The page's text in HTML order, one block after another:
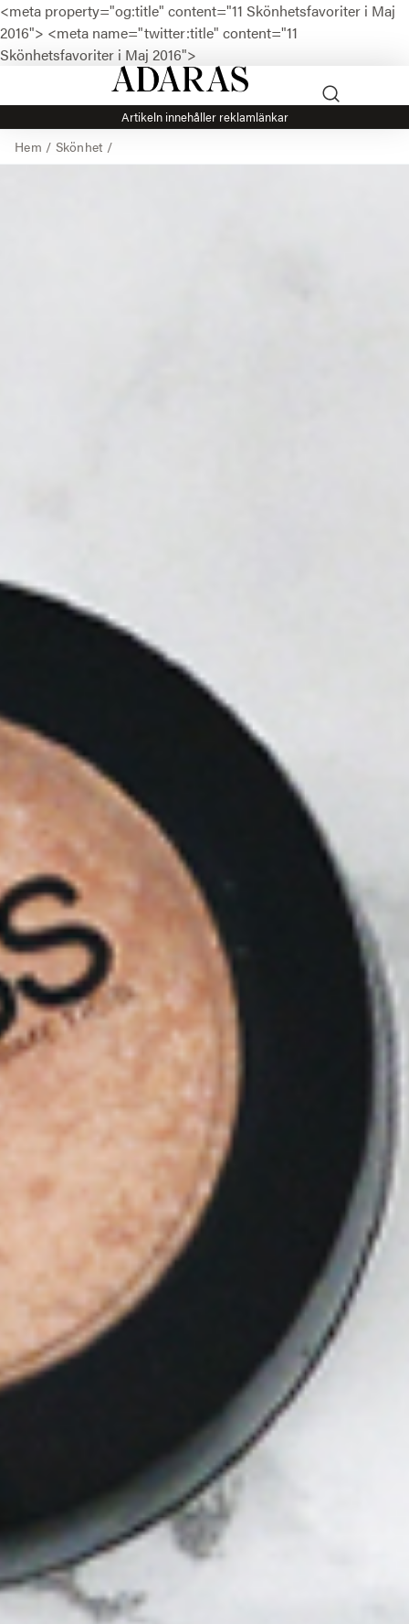
<meta property="og:title" content="11 Skönhetsfavoriter i Maj
2016"> <meta name="twitter:title" content="11
Skönhetsfavoriter i Maj 2016">
Artikeln innehåller reklamlänkar
Hem / Skönhet/